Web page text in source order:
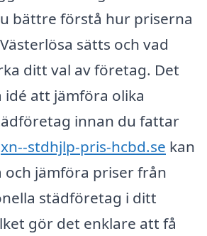
bättre förstå hur priserna
sätts och vad
ditt val av företag. Det
idé att jämföra olika
innan du fattar
xn--stdhjlp-pris-hcbd.se kan
jämföra priser från
städföretag i ditt
gör det enklare att få